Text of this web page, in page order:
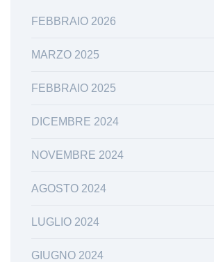
FEBBRAIO 2026
MARZO 2025
FEBBRAIO 2025
DICEMBRE 2024
NOVEMBRE 2024
AGOSTO 2024
LUGLIO 2024
GIUGNO 2024